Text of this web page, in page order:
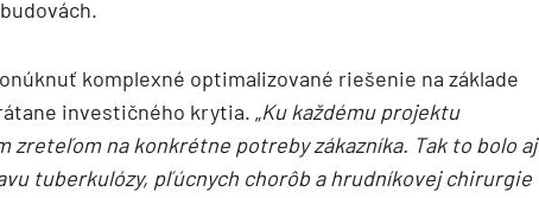
komplexné optimalizované riešenie na základe
investičného krytia. „Ku každému projektu
zreteľom na konkrétne potreby zákazníka. Tak to bolo aj
tuberkulózy, pľúcnych chorôb a hrudníkovej chirurgie